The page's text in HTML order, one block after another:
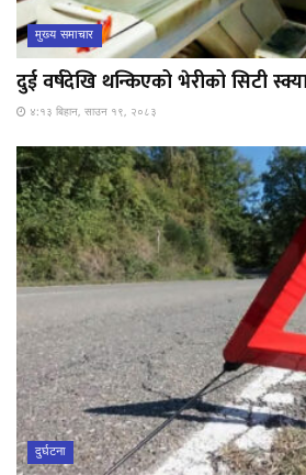
मुख्य समाचार
दुई वर्षदेखि थन्किएको भेरीको सिटी
४:१३ बिहान, साउन १९, २०८३
दुर्घटना